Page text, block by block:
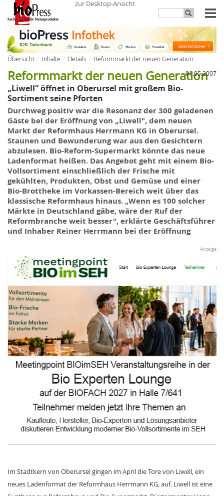
zur Desktop-Ansicht
Übersicht Inhalte Details
Reformmarkt der neuen Generation
01.05.2007
Reformmarkt der neuen Generation
„Liwell“ öffnet in Oberursel mit großem Bio-
Sortiment seine Pforten
Durchweg positiv war die Resonanz der 300 geladenen
Gäste bei der Eröffnung von „Liwell", dem neuen
Markt der Reformhaus Herrmann KG in Oberursel.
Staunen und Bewunderung war aus den Gesichtern
abzulesen. Bio-Reform-Supermarkt könnte das neue
Ladenformat heißen. Das Angebot geht mit einem Bio-
Vollsortiment einschließlich der Frische mit
gekühlten, Produkten, Obst und Gemüse und einer
Bio-Brottheke im Vorkassen-Bereich weit über das
klassische Reformhaus hinaus. „Wenn es 100 solcher
Märkte in Deutschland gäbe, wäre der Ruf der
Reformbranche weit besser", erklärte Geschäftsführer
und Inhaber Reiner Herrmann bei der Eröffnung
Anzeige
Im Stadtkern von Oberursel gingen im April die Tore von Liwell, ein
neues Ladenformat der Reformhaus Herrmann KG, auf. Liwell ist eine